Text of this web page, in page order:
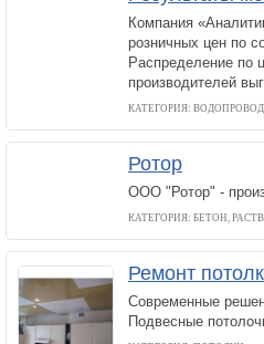
Компания
розничных цен по
Распределение по
производителей
КАТЕГОРИЯ:
Ротор
ООО "Ротор" -
КАТЕГОРИЯ: БЕТОН,
Ремонт
Современные
Подвесные